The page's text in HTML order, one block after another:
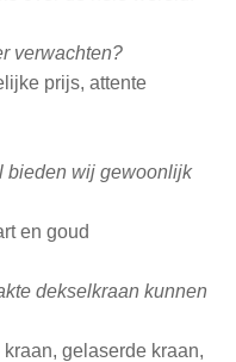
verwachten?
prijs, attente
bieden wij gewoonlijk
en goud
dekselkraan kunnen
gelaserde kraan,